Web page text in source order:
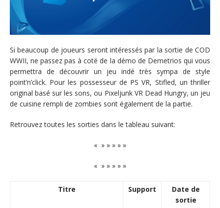
Si beaucoup de joueurs seront intéressés par la sortie de COD
WWII, ne passez pas à coté de la démo de Demetrios qui vous
permettra de découvrir un jeu indé très sympa de style
point’n’click. Pour les possesseur de PS VR, Stifled, un thriller
original basé sur les sons, ou Pixeljunk VR Dead Hungry, un jeu
de cuisine rempli de zombies sont également de la partie.
Retrouvez toutes les sorties dans le tableau suivant:
« » » » » »
« » » » » »
Titre Support
Date de
sortie